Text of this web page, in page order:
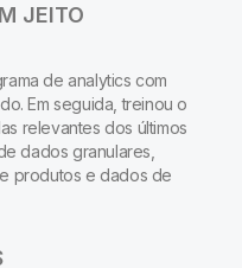
JEITO
de analytics com
Em seguida, treinou o
relevantes dos últimos
dados granulares,
produtos e dados de